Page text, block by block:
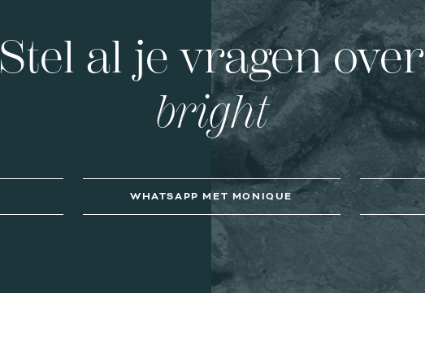
Stel al je vragen over
bright
WHATSAPP MET MONIQUE